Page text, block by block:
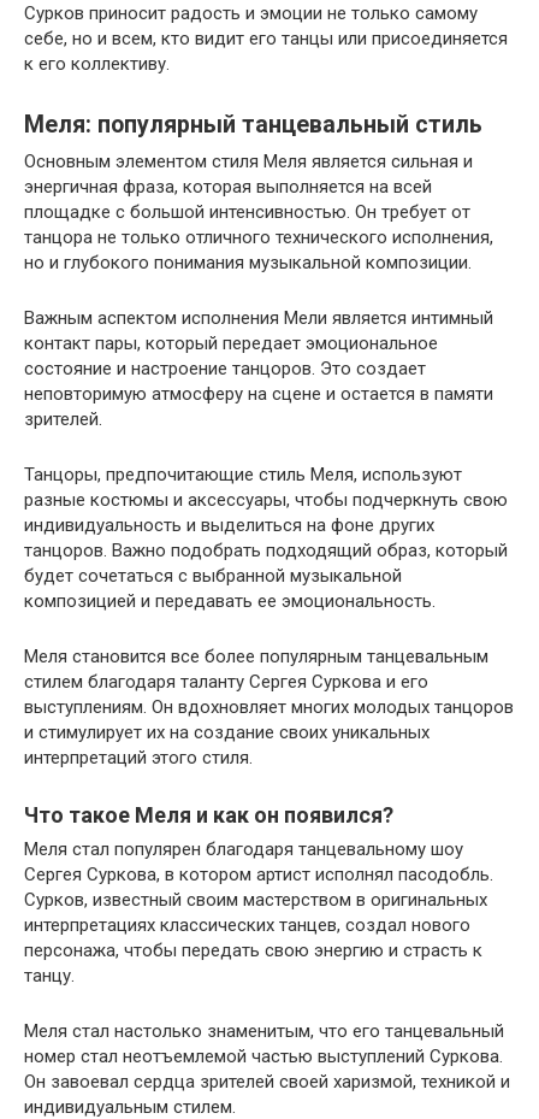
Сурков приносит радость и эмоции не только самому
себе, но и всем, кто видит его танцы или присоединяется
к его коллективу.
Меля: популярный танцевальный стиль
Основным элементом стиля Меля является сильная и
энергичная фраза, которая выполняется на всей
площадке с большой интенсивностью. Он требует от
танцора не только отличного технического исполнения,
но и глубокого понимания музыкальной композиции.
Важным аспектом исполнения Мели является интимный
контакт пары, который передает эмоциональное
состояние и настроение танцоров. Это создает
неповторимую атмосферу на сцене и остается в памяти
зрителей.
Танцоры, предпочитающие стиль Меля, используют
разные костюмы и аксессуары, чтобы подчеркнуть свою
индивидуальность и выделиться на фоне других
танцоров. Важно подобрать подходящий образ, который
будет сочетаться с выбранной музыкальной
композицией и передавать ее эмоциональность.
Меля становится все более популярным танцевальным
стилем благодаря таланту Сергея Суркова и его
выступлениям. Он вдохновляет многих молодых танцоров
и стимулирует их на создание своих уникальных
интерпретаций этого стиля.
Что такое Меля и как он появился?
Меля стал популярен благодаря танцевальному шоу
Сергея Суркова, в котором артист исполнял пасодобль.
Сурков, известный своим мастерством в оригинальных
интерпретациях классических танцев, создал нового
персонажа, чтобы передать свою энергию и страсть к
танцу.
Меля стал настолько знаменитым, что его танцевальный
номер стал неотъемлемой частью выступлений Суркова.
Он завоевал сердца зрителей своей харизмой, техникой и
индивидуальным стилем.